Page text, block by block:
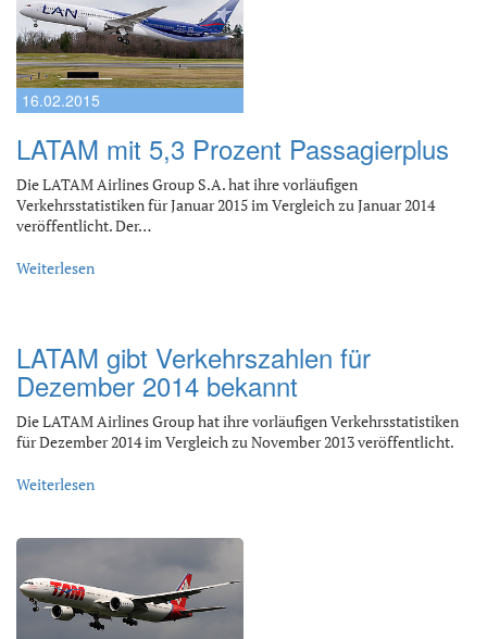
16.02.2015
LATAM mit 5,3 Prozent Passagierplus
Die LATAM Airlines Group S.A. hat ihre vorläufigen
Verkehrsstatistiken für Januar 2015 im Vergleich zu Januar 2014
veröffentlicht. Der…
Weiterlesen
LATAM gibt Verkehrszahlen für
Dezember 2014 bekannt
Die LATAM Airlines Group hat ihre vorläufigen Verkehrsstatistiken
für Dezember 2014 im Vergleich zu November 2013 veröffentlicht.
Weiterlesen